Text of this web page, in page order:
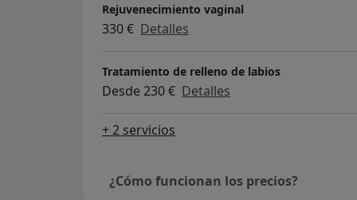
Rejuvenecimiento vaginal
330 € Detalles
Tratamiento de relleno de labios
Desde 230 € Detalles
+ 2 servicios
¿Cómo funcionan los precios?